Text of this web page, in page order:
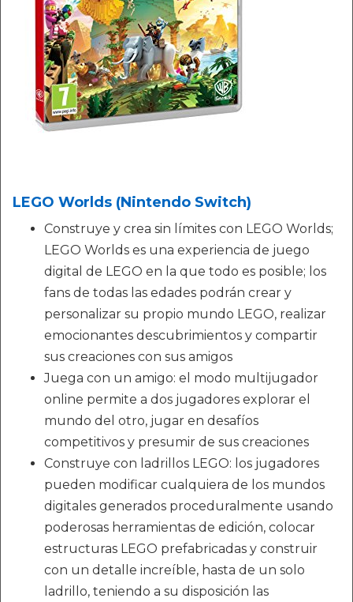
LEGO Worlds (Nintendo Switch)
Construye y crea sin límites con LEGO Worlds;
LEGO Worlds es una experiencia de juego
digital de LEGO en la que todo es posible; los
fans de todas las edades podrán crear y
personalizar su propio mundo LEGO, realizar
emocionantes descubrimientos y compartir
sus creaciones con sus amigos
Juega con un amigo: el modo multijugador
online permite a dos jugadores explorar el
mundo del otro, jugar en desafíos
competitivos y presumir de sus creaciones
Construye con ladrillos LEGO: los jugadores
pueden modificar cualquiera de los mundos
digitales generados proceduralmente usando
poderosas herramientas de edición, colocar
estructuras LEGO prefabricadas y construir
con un detalle increíble, hasta de un solo
ladrillo, teniendo a su disposición las